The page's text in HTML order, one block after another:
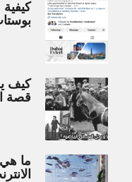
كيف
قصة
ما